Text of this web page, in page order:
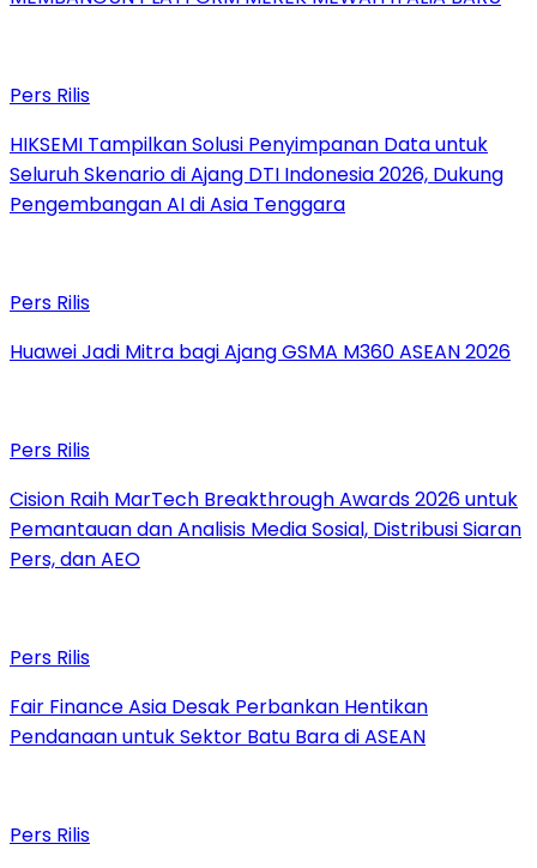
Pers Rilis
HIKSEMI Tampilkan Solusi Penyimpanan Data untuk
Seluruh Skenario di Ajang DTI Indonesia 2026, Dukung
Pengembangan AI di Asia Tenggara
Pers Rilis
Huawei Jadi Mitra bagi Ajang GSMA M360 ASEAN 2026
Pers Rilis
Cision Raih MarTech Breakthrough Awards 2026 untuk
Pemantauan dan Analisis Media Sosial, Distribusi Siaran
Pers, dan AEO
Pers Rilis
Fair Finance Asia Desak Perbankan Hentikan
Pendanaan untuk Sektor Batu Bara di ASEAN
Pers Rilis